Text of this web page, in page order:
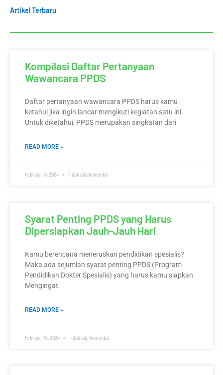
Artikel Terbaru
Kompilasi Daftar Pertanyaan
Wawancara PPDS
Daftar pertanyaan wawancara PPDS harus kamu
ketahui jika ingin lancar mengikuti kegiatan satu ini.
Untuk diketahui, PPDS merupakan singkatan dari
READ MORE »
Februari 17, 2024 Tidak ada komentar
Syarat Penting PPDS yang Harus
Dipersiapkan Jauh-Jauh Hari
Kamu berencana meneruskan pendidikan spesialis?
Maka ada sejumlah syarat penting PPDS (Program
Pendidikan Dokter Spesialis) yang harus kamu siapkan.
Mengingat
READ MORE »
Februari 15, 2024 Tidak ada komentar